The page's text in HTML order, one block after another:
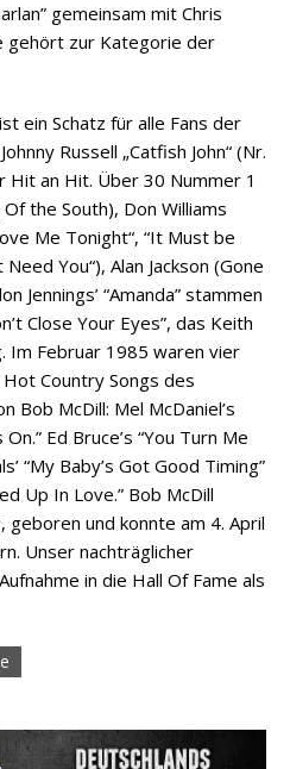
gemeinsam mit Chris
gehört zur Kategorie der
ist ein Schatz für alle Fans der
Russell „Catfish John“ (Nr.
an Hit. Über 30 Nummer 1
the South), Don Williams
Me Tonight“, “It Must be
You“), Alan Jackson (Gone
Jennings’ “Amanda” stammen
Close Your Eyes”, das Keith
Im Februar 1985 waren vier
Country Songs des
Bob McDill: Mel McDaniel’s
Ed Bruce’s “You Turn Me
“My Baby’s Got Good Timing”
Up In Love.” Bob McDill
und konnte am 4. April
Unser nachträglicher
in die Hall Of Fame als